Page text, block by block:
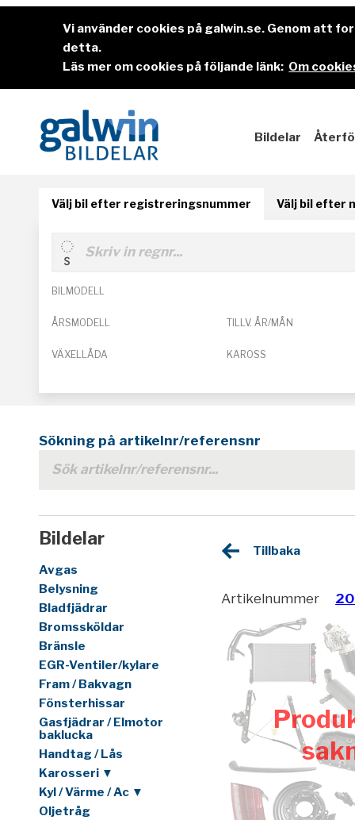
Vi använder cookies på galwin.se. Genom att
detta.
Läs mer om cookies på följande länk: Om
Bildelar
Välj bil efter registreringsnummer Välj bil efter
BILMODELL
ÅRSMODELL TILLV. ÅR/MÅN
VÄXELLÅDA KAROSS
Sökning på artikelnr/referensnr
Bildelar
Avgas
Belysning
Bladfjädrar
Bromssköldar
Bränsle
EGR-Ventiler/kylare
Fram / Bakvagn
Fönsterhissar
Gasfjädrar / Elmotor
baklucka
Handtag / Lås
Karosseri ▼
Kyl / Värme / Ac ▼
Oljetråg
Tillbaka
Artikelnummer